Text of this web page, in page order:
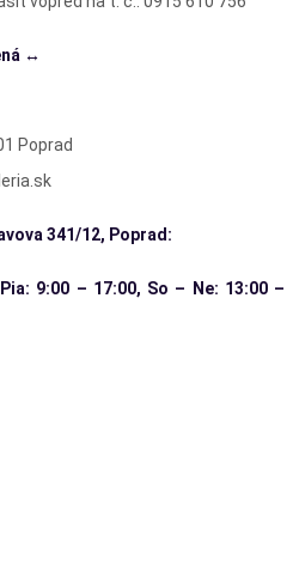
↔
Poprad
341/12, Poprad:
9:00 – 17:00, So – Ne: 13:00 –